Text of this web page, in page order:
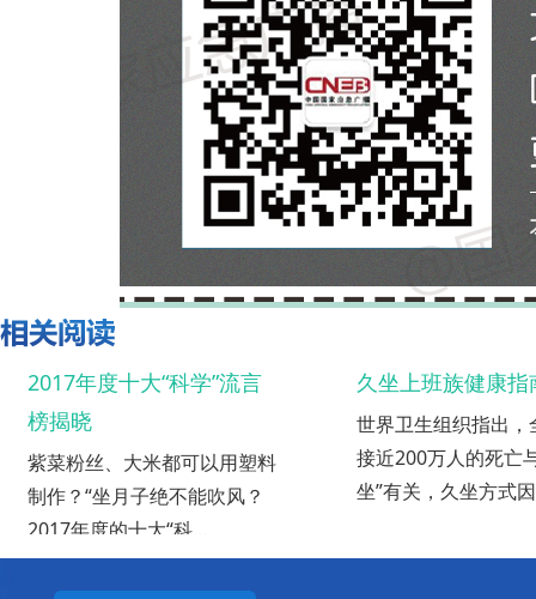
2017年度十大“科学”流言
榜揭晓
紫菜粉丝、大米都可以用塑料
制作？“坐月子绝不能吹风？
2017年度的十大“科...
久坐上班族健康指
世界卫生组织指出，
接近200万人的死亡
坐”有关，久坐方式